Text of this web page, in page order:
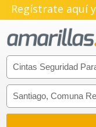
Regístrate aquí